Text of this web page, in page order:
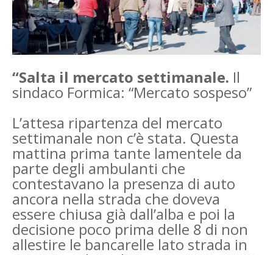
“Salta il mercato settimanale. Il
sindaco Formica: “Mercato sospeso”
L’attesa ripartenza del mercato
settimanale non c’è stata. Questa
mattina prima tante lamentele da
parte degli ambulanti che
contestavano la presenza di auto
ancora nella strada che doveva
essere chiusa già dall’alba e poi la
decisione poco prima delle 8 di non
allestire le bancarelle lato strada in